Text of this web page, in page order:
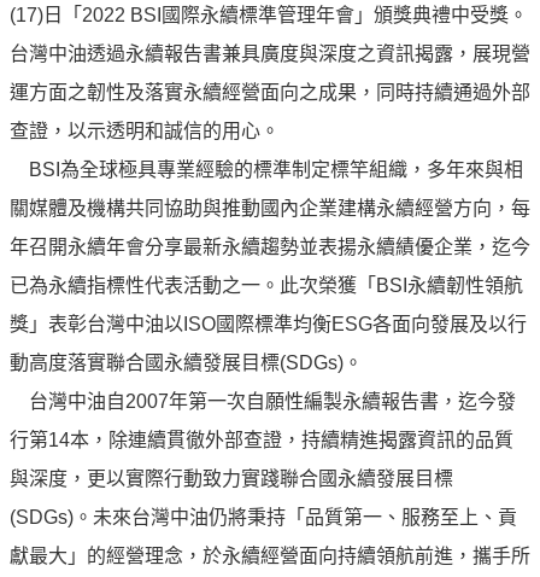
治
理
信
譽
油
品
牌
神
零
中
油
色
守
護
(17)日「2022 BSI國際永續標準管理年會」頒獎典禮中受獎。
台灣中油透過永續報告書兼具廣度與深度之資訊揭露，展現營
運方面之韌性及落實永續經營面向之成果，同時持續通過外部
查證，以示透明和誠信的用心。
BSI為全球極具專業經驗的標準制定標竿組織，多年來與相
關媒體及機構共同協助與推動國內企業建構永續經營方向，每
年召開永續年會分享最新永續趨勢並表揚永續績優企業，迄今
已為永續指標性代表活動之一。此次榮獲「BSI永續韌性領航
獎」表彰台灣中油以ISO國際標準均衡ESG各面向發展及以行
動高度落實聯合國永續發展目標(SDGs)。
台灣中油自2007年第一次自願性編製永續報告書，迄今發
行第14本，除連續貫徹外部查證，持續精進揭露資訊的品質
與深度，更以實際行動致力實踐聯合國永續發展目標
(SDGs)。未來台灣中油仍將秉持「品質第一、服務至上、貢
獻最大」的經營理念，於永續經營面向持續領航前進，攜手所